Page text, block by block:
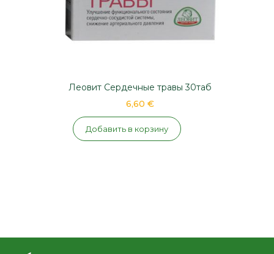
Леовит Сердечные травы 30таб
6,60 €
Добавить в корзину